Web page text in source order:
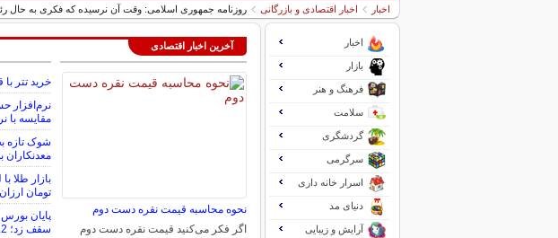
اخبار اخبار اقتصادی و بازرگانی روزنامه جمهوری اسلامی: وقت آن نرسیده که فکری به حال
آخرین اخبار اقتصادی
نحوه محاسبه قیمت نقره دست دوم
اگر فکر می‌کنید قیمت نقره دست دوم
خرید تتر
مقایسه با
معدنکاران
تومان
سقف زد؛ 6.2 همت پول حقیقی وارد بازار سهام شد
اخبار
بازار
فرهنگ و هنر
سلامت
گردشگری
سرگرمی
اسرار خانه داری
دنیای مد
آرایش و زیبایی